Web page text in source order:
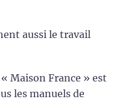
aussi le travail
Maison France » est
les manuels de